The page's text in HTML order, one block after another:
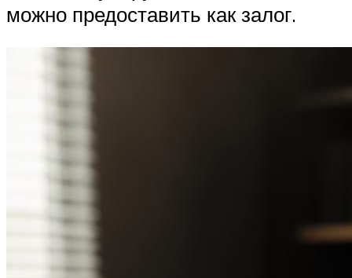
можно предоставить как залог.